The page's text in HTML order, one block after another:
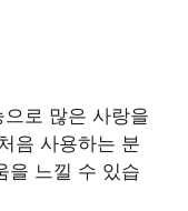
로 많은 사랑을
음 사용하는 분
을 느낄 수 있습